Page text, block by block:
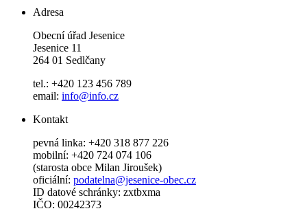
Adresa
Obecní úřad Jesenice
Jesenice 11
264 01 Sedlčany
tel.: +420 123 456 789
email: info@info.cz
Kontakt
pevná linka: +420 318 877 226
mobilní: +420 724 074 106
(starosta obce Milan Jiroušek)
oficiální: podatelna@jesenice-obec.cz
ID datové schránky: zxtbxma
IČO: 00242373